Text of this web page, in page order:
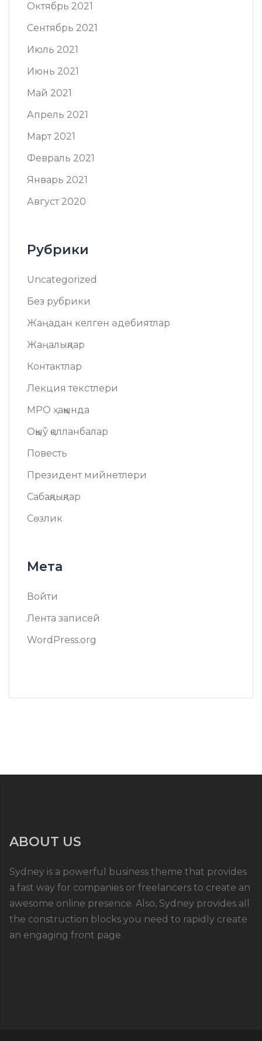
Октябрь 2021
Сентябрь 2021
Июль 2021
Июнь 2021
Май 2021
Апрель 2021
Март 2021
Февраль 2021
Январь 2021
Август 2020
Рубрики
Uncategorized
Без рубрики
Жаңадан келген әдебиятлар
Жаңалықлар
Контактлар
Лекция текстлери
МРО ҳаққында
Оқыў қолланбалар
Повесть
Президент мийнетлери
Сабақлықлар
Сөзлик
Мета
Войти
Лента записей
WordPress.org
ABOUT US
Sydney is a powerful business theme that provides
a fast way for companies or freelancers to create an
awesome online presence. Also, Sydney provides all
the construction blocks you need to rapidly create
an engaging front page.